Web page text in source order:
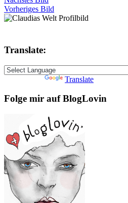
Vorheriges Bild
Translate:
Translate
Folge mir auf BlogLovin